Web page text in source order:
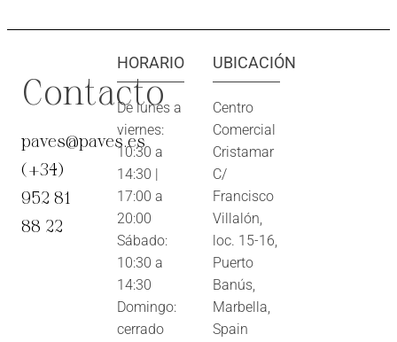
Contacto
paves@paves.es
(+34)
952 81
88 22
HORARIO
De lunes a
viernes:
10:30 a
14:30 |
17:00 a
20:00
Sábado:
10:30 a
14:30
Domingo:
cerrado
UBICACIÓN
Centro
Comercial
Cristamar
C/
Francisco
Villalón,
loc. 15-16,
Puerto
Banús,
Marbella,
Spain